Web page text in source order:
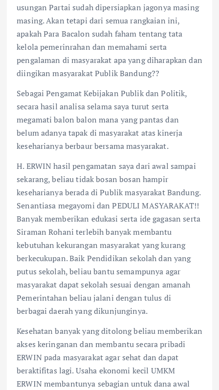
usungan Partai sudah dipersiapkan jagonya masing
masing. Akan tetapi dari semua rangkaian ini,
apakah Para Bacalon sudah faham tentang tata
kelola pemerinrahan dan memahami serta
pengalaman di masyarakat apa yang diharapkan dan
diingikan masyarakat Publik Bandung??
Sebagai Pengamat Kebijakan Publik dan Politik,
secara hasil analisa selama saya turut serta
megamati balon balon mana yang pantas dan
belum adanya tapak di masyarakat atas kinerja
keseharianya berbaur bersama masyarakat.
H. ERWIN hasil pengamatan saya dari awal sampai
sekarang, beliau tidak bosan bosan hampir
keseharianya berada di Publik masyarakat Bandung.
Senantiasa megayomi dan PEDULI MASYARAKAT!!
Banyak memberikan edukasi serta ide gagasan serta
Siraman Rohani terlebih banyak membantu
kebutuhan kekurangan masyarakat yang kurang
berkecukupan. Baik Pendidikan sekolah dan yang
putus sekolah, beliau bantu semampunya agar
masyarakat dapat sekolah sesuai dengan amanah
Pemerintahan beliau jalani dengan tulus di
berbagai daerah yang dikunjunginya.
Kesehatan banyak yang ditolong beliau memberikan
akses keringanan dan membantu secara pribadi
ERWIN pada masyarakat agar sehat dan dapat
beraktifitas lagi. Usaha ekonomi kecil UMKM
ERWIN membantunya sebagian untuk dana awal